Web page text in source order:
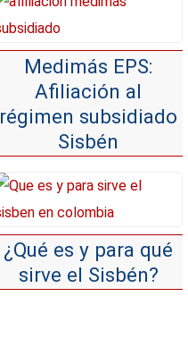
Medimás EPS:
Afiliación al
régimen subsidiado
Sisbén
¿Qué es y para qué
sirve el Sisbén?